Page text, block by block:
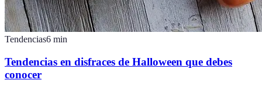
Tendencias6 min
Tendencias en disfraces de Halloween que debes
conocer